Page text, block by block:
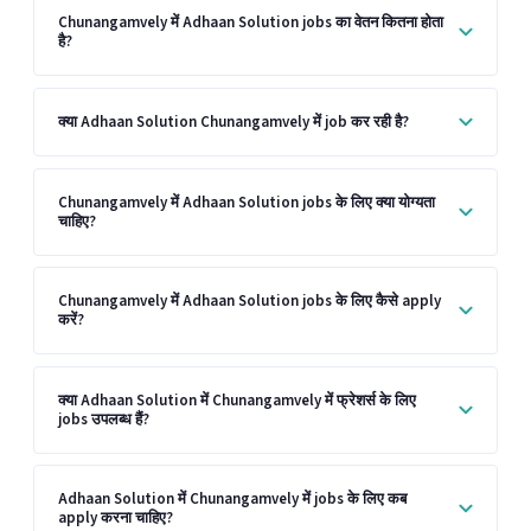
Chunangamvely में Adhaan Solution jobs का वेतन कितना होता
है?
क्या Adhaan Solution Chunangamvely में job कर रही है?
Chunangamvely में Adhaan Solution jobs के लिए क्या योग्यता
चाहिए?
Chunangamvely में Adhaan Solution jobs के लिए कैसे apply
करें?
क्या Adhaan Solution में Chunangamvely में फ्रेशर्स के लिए
jobs उपलब्ध हैं?
Adhaan Solution में Chunangamvely में jobs के लिए कब
apply करना चाहिए?